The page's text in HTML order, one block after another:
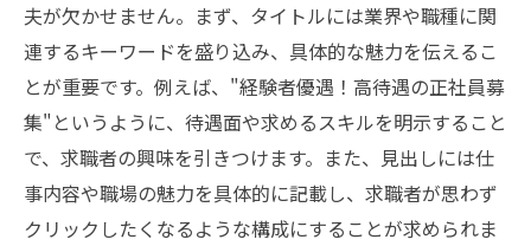
夫が欠かせません。まず、タイトルには業界や職種に関
連するキーワードを盛り込み、具体的な魅力を伝えるこ
とが重要です。例えば、"経験者優遇！高待遇の正社員募
集"というように、待遇面や求めるスキルを明示すること
で、求職者の興味を引きつけます。また、見出しには仕
事内容や職場の魅力を具体的に記載し、求職者が思わず
クリックしたくなるような構成にすることが求められま